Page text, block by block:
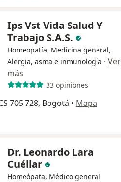
Ips Vst Vida Salud Y
Trabajo S.A.S.
Homeopatía, Medicina general,
Alergia, asma e inmunología · Ver
más
33 opiniones
705 728, Bogotá • Mapa
Dr. Leonardo Lara
Cuéllar
Homeópata, Médico general